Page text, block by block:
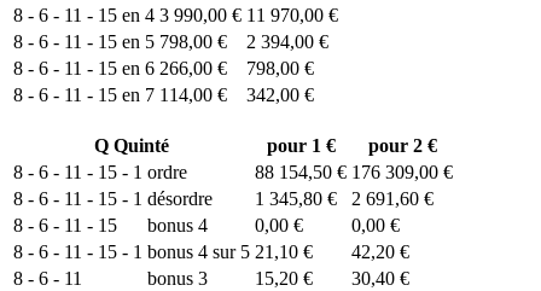
8 - 6 - 11 - 15 en 4 3 990,00 € 11 970,00 €
8 - 6 - 11 - 15 en 5 798,00 €
2 394,00 €
8 - 6 - 11 - 15 en 6 266,00 €
798,00 €
8 - 6 - 11 - 15 en 7 114,00 € 342,00 €
Q Quinté pour 1 €
pour 2 €
8 - 6 - 11 - 15 - 1 ordre 88 154,50 € 176 309,00 €
8 - 6 - 11 - 15 - 1 désordre 1 345,80 €
2 691,60 €
8 - 6 - 11 - 15
bonus 4 0,00 €
0,00 €
8 - 6 - 11 - 15 - 1 bonus 4 sur 5 21,10 €
42,20 €
8 - 6 - 11
bonus 3 15,20 €
30,40 €